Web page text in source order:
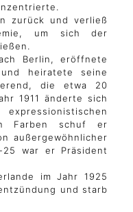
zurück und verließ
um sich der
Berlin, eröffnete
heiratete seine
die etwa 20
1911 änderte sich
Farben schuf er
außergewöhnlicher
war er Präsident
im Jahr 1925
und starb